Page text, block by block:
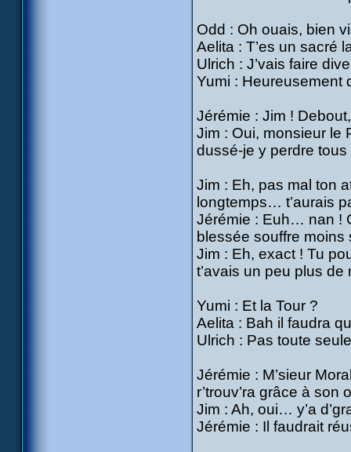
Odd : Oh ouais, bien
Aelita : T’es un sacré
Ulrich : J’vais faire
Yumi : Heureusement
Jérémie : Jim !
Jim : Oui, monsieur
dussé-je y perdre
Jim : Eh, pas mal ton
longtemps… t’aurais
Jérémie : Euh… nan !
blessée souffre moins
Jim : Eh, exact ! Tu
t’avais un peu plus de
Yumi : Et la Tour ?
Aelita : Bah il faudra
Ulrich : Pas toute
Jérémie : M’sieur
r’trouv’ra grâce à son
Jim : Ah, oui… y’a
Jérémie : Il faudrait